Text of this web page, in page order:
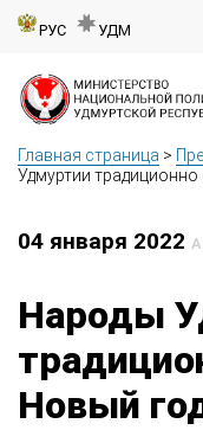
РУС УДМ
Главная страница >
Удмуртии
04 января 2022
Народы
Новый